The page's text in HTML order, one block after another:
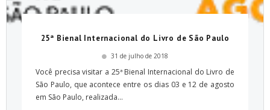
25ª Bienal Internacional do Livro de São Paulo
31 de julho de 2018
Você precisa visitar a 25ª Bienal Internacional do Livro de
São Paulo, que acontece entre os dias 03 e 12 de agosto
em São Paulo, realizada...